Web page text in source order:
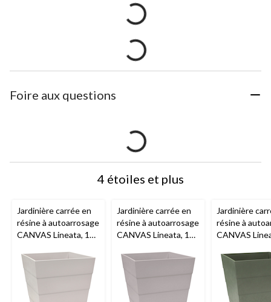
Foire aux questions
4 étoiles et plus
Jardinière carrée en
résine à autoarrosage
CANVAS Lineata, 12
d'œuf
Jardinière carrée en
résine à autoarrosage
CANVAS Lineata, 12
Jardinière
résine à
CANVAS